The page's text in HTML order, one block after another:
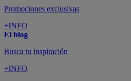
Promociones exclusivas
+INFO
El blog
Busca tu inspiración
+INFO